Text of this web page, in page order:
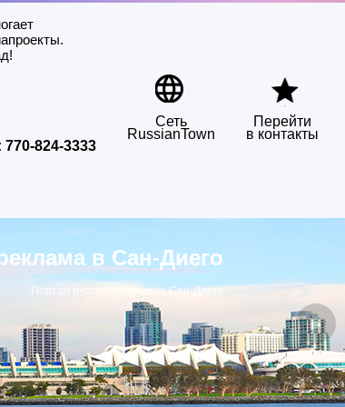
770-824-3333
Сеть
RussianTown
Перейти
в контакты
в Сан-Диего
Портал русскоговорящего Сан-Диего
▶